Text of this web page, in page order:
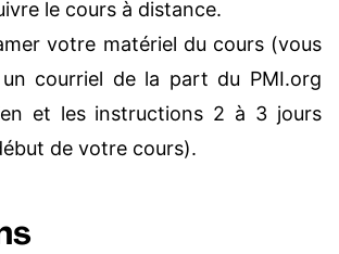
le cours à distance.
votre matériel du cours (vous
courriel de la part du PMI.org
et les instructions 2 à 3 jours
de votre cours).